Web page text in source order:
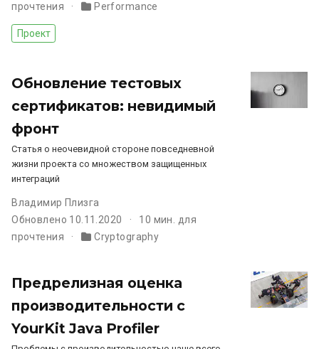
прочтения
Performance
Проект
Обновление тестовых
сертификатов: невидимый
фронт
Статья о неочевидной стороне повседневной
жизни проекта со множеством защищенных
интеграций
Владимир Плизга
Обновлено 10.11.2020
10 мин. для
прочтения
Cryptography
Предрелизная оценка
производительности с
YourKit Java Profiler